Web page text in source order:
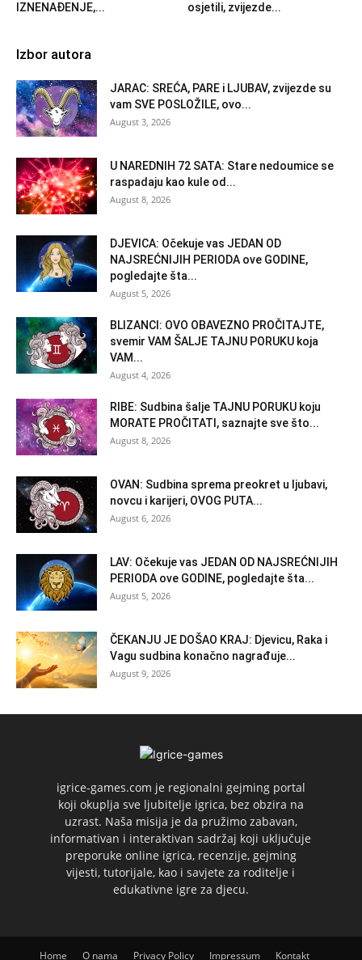
IZNENAĐENJE,...
osjetili, zvijezde...
Izbor autora
JARAC: SREĆA, PARE i LJUBAV, zvijezde su
vam SVE POSLOŽILE, ovo...
August 3, 2026
U NAREDNIH 72 SATA: Stare nedoumice se
raspadaju kao kule od...
August 8, 2026
DJEVICA: Očekuje vas JEDAN OD
NAJSREĆNIJIH PERIODA ove GODINE,
pogledajte šta...
August 5, 2026
BLIZANCI: OVO OBAVEZNO PROČITAJTE,
svemir VAM ŠALJE TAJNU PORUKU koja
VAM...
August 4, 2026
RIBE: Sudbina šalje TAJNU PORUKU koju
MORATE PROČITATI, saznajte sve što...
August 8, 2026
OVAN: Sudbina sprema preokret u ljubavi,
novcu i karijeri, OVOG PUTA...
August 6, 2026
LAV: Očekuje vas JEDAN OD NAJSREĆNIJIH
PERIODA ove GODINE, pogledajte šta...
August 5, 2026
ČEKANJU JE DOŠAO KRAJ: Djevicu, Raka i
Vagu sudbina konačno nagrađuje...
August 9, 2026
igrice-games.com je regionalni gejming portal
koji okuplja sve ljubitelje igrica, bez obzira na
uzrast. Naša misija je da pružimo zabavan,
informativan i interaktivan sadržaj koji uključuje
preporuke online igrica, recenzije, gejming
vijesti, tutorijale, kao i savjete za roditelje i
edukativne igre za djecu.
Home O nama Privacy Policy Impressum Kontakt